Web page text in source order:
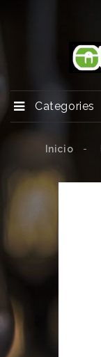
Categories
Inicio